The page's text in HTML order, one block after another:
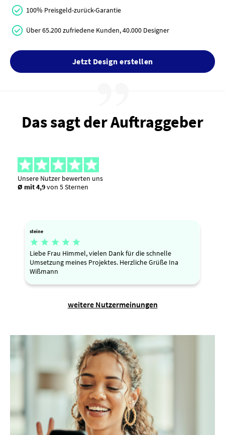
100% Preisgeld-zurück-Garantie
Über 65.200 zufriedene Kunden, 40.000 Designer
Jetzt Design erstellen
Das sagt der Auftraggeber
Unsere Nutzer bewerten uns
Ø mit 4,9von 5 Sternen
steine
    
Liebe Frau Himmel, vielen Dank für die schnelle
Umsetzung meines Projektes. Herzliche Grüße Ina
Wißmann
weitere Nutzermeinungen